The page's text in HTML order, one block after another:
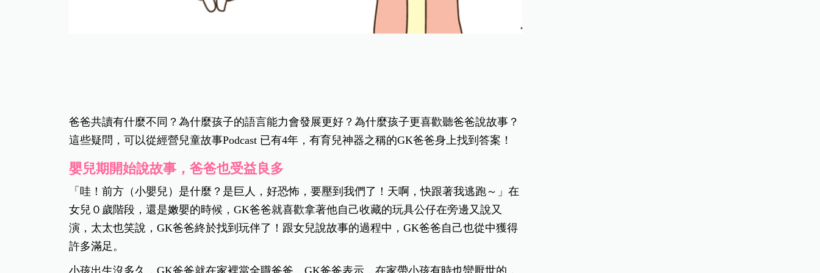
爸爸共讀有什麼不同？為什麼孩子的語言能力會發展更好？為什麼孩子更喜歡聽爸爸說故事？
這些疑問，可以從經營兒童故事Podcast 已有4年，有育兒神器之稱的GK爸爸身上找到答案！
嬰兒期開始說故事，爸爸也受益良多
「哇！前方（小嬰兒）是什麼？是巨人，好恐怖，要壓到我們了！天啊，快跟著我逃跑～」在
女兒０歲階段，還是嫩嬰的時候，GK爸爸就喜歡拿著他自己收藏的玩具公仔在旁邊又說又
演，太太也笑說，GK爸爸終於找到玩伴了！跟女兒說故事的過程中，GK爸爸自己也從中獲得
許多滿足。
小孩出生沒多久，GK爸爸就在家裡當全職爸爸。GK爸爸表示，在家帶小孩有時也蠻厭世的，